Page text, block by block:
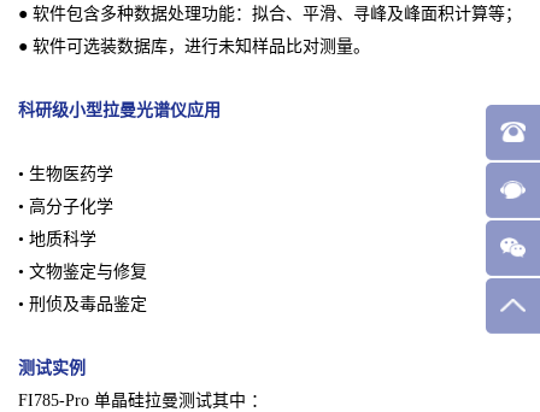
● 软件包含多种数据处理功能：拟合、平滑、寻峰及峰面积计算等；
● 软件可选装数据库，进行未知样品比对测量。
科研级小型拉曼光谱仪应用
• 生物医药学
• 高分子化学
• 地质科学
• 文物鉴定与修复
• 刑侦及毒品鉴定
测试实例
FI785-Pro 单晶硅拉曼测试其中 ：